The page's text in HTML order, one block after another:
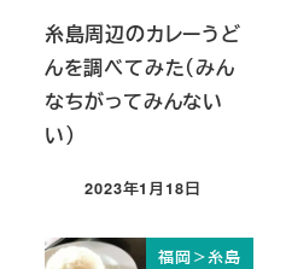
糸島周辺のカレーうど
んを調べてみた（みん
なちがってみんない
い）
投稿日
2023年1月18日
福岡＞糸島